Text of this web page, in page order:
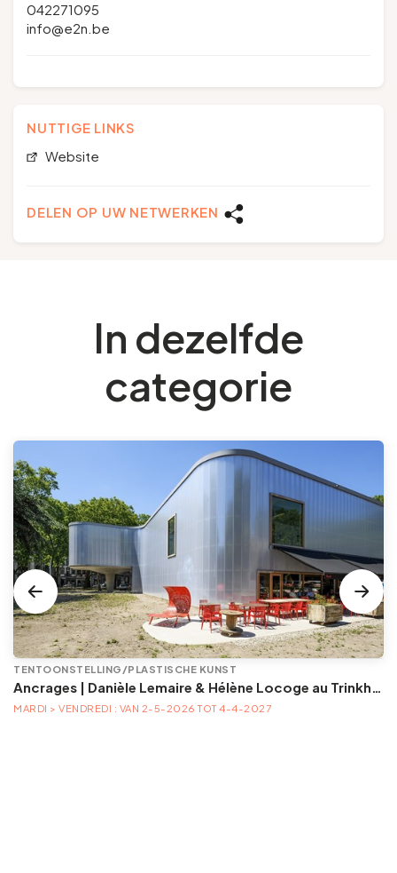
042271095
info@e2n.be
NUTTIGE LINKS
Website
DELEN OP UW NETWERKEN
In dezelfde
categorie
TENTOONSTELLING/PLASTISCHE KUNST
Ancrages | Danièle Lemaire & Hélène Locoge au Trinkhall museum
MARDI > VENDREDI : VAN 2-5-2026 TOT 4-4-2027